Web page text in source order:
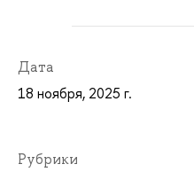
Дата
18 ноября, 2025 г.
Рубрики